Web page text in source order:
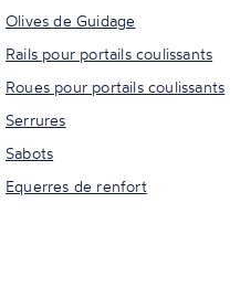
Olives de Guidage
Rails pour portails coulissants
Roues pour portails coulissants
Serrures
Sabots
Equerres de renfort